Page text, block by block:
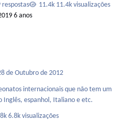
respostas
11.4k visualizações
6 anos
de Outubro de 2012
internacionais que não tem um
Inglês, espanhol, Italiano e etc.
6.8k visualizações